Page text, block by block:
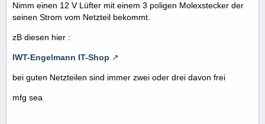
Nimm einen 12 V Lüfter mit einem 3 poligen Molexstecker der
seinen Strom vom Netzteil bekommt.
zB diesen hier :
IWT-Engelmann IT-Shop
bei guten Netzteilen sind immer zwei oder drei davon frei
mfg sea